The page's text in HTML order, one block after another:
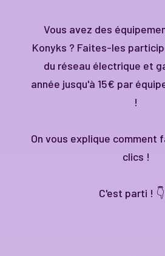
Vous avez des
Konyks ? Faites-les
du réseau électrique et
année jusqu'à 15€ par
!
On vous explique comment
clics !
C'est parti !